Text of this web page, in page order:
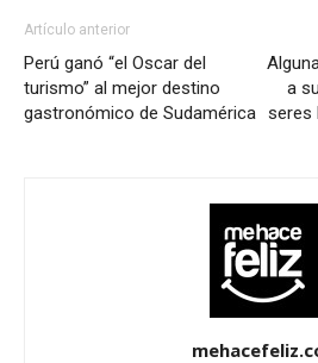
Artículo anterior
Perú ganó “el Oscar del
turismo” al mejor destino
gastronómico de Sudamérica
a
seres